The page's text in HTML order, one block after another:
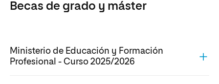
Becas de grado y máster
Ministerio de Educación y Formación
Profesional - Curso 2025/2026